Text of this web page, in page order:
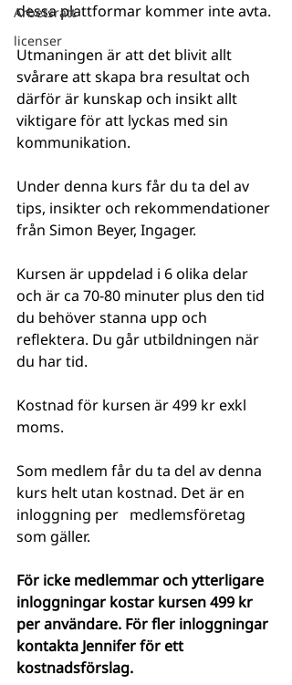
Arbetsrätt
licenser
dessa plattformar kommer inte avta.
Utmaningen är att det blivit allt
svårare att skapa bra resultat och
därför är kunskap och insikt allt
viktigare för att lyckas med sin
kommunikation.
Under denna kurs får du ta del av
tips, insikter och rekommendationer
från Simon Beyer, Ingager.
Kursen är uppdelad i 6 olika delar
och är ca 70-80 minuter plus den tid
du behöver stanna upp och
reflektera. Du går utbildningen när
du har tid.
Kostnad för kursen är 499 kr exkl
moms.
Som medlem får du ta del av denna
kurs helt utan kostnad. Det är en
inloggning per   medlemsföretag
som gäller.
För icke medlemmar och ytterligare
inloggningar kostar kursen 499 kr
per användare. För fler inloggningar
kontakta Jennifer för ett
kostnadsförslag.